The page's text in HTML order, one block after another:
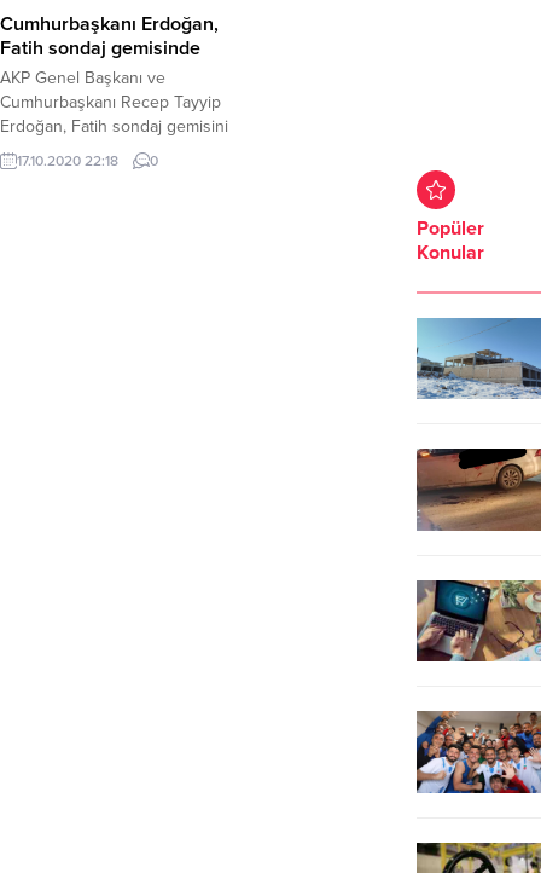
Partisi’ne...
Cumhurbaşkanı Erdoğan,
Fatih sondaj gemisinde
AKP Genel Başkanı ve
Cumhurbaşkanı Recep Tayyip
Erdoğan, Fatih sondaj gemisini
ziyaret ediyor. Cumhurbaşkanı
Erdoğan ile Cumhurbaşkanı
17.10.2020 22:18 0
Popüler
Konular